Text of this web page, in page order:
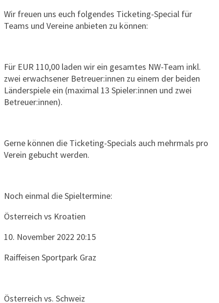
Wir freuen uns euch folgendes Ticketing-Special für
Teams und Vereine anbieten zu können:
Für EUR 110,00 laden wir ein gesamtes NW-Team inkl.
zwei erwachsener Betreuer:innen zu einem der beiden
Länderspiele ein (maximal 13 Spieler:innen und zwei
Betreuer:innen).
Gerne können die Ticketing-Specials auch mehrmals pro
Verein gebucht werden.
Noch einmal die Spieltermine:
Österreich vs Kroatien
10. November 2022 20:15
Raiffeisen Sportpark Graz
Österreich vs. Schweiz